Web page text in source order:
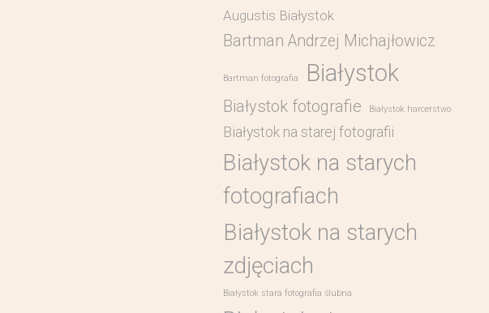
Augustis Białystok
Bartman Andrzej Michajłowicz
Bartman fotografia Białystok
Białystok fotografie Białystok harcerstwo
Białystok na starej fotografii
Białystok na starych
fotografiach
Białystok na starych
zdjęciach
Białystok stara fotografia ślubna